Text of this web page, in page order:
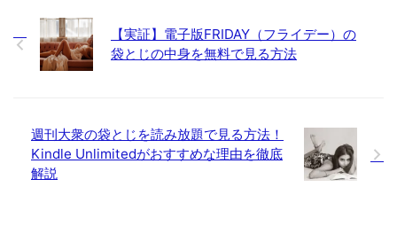
【実証】電子版FRIDAY（フライデー）の
袋とじの中身を無料で見る方法
週刊大衆の袋とじを読み放題で見る方法！
Kindle Unlimitedがおすすめな理由を徹底
解説